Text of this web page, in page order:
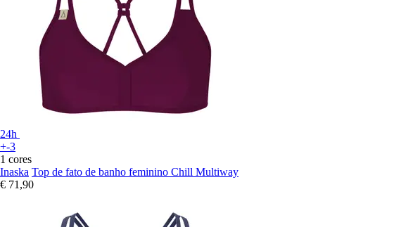
24h
+-3
1 cores
Inaska Top de fato de banho feminino Chill Multiway
€ 71,90